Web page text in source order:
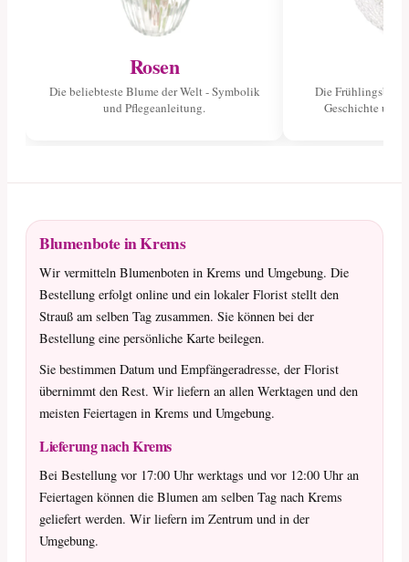
Rosen
Die beliebteste Blume der Welt - Symbolik
und Pflegeanleitung.
Die
Geschichte und
Blumenbote in Krems
Wir vermitteln Blumenboten in Krems und Umgebung. Die
Bestellung erfolgt online und ein lokaler Florist stellt den
Strauß am selben Tag zusammen. Sie können bei der
Bestellung eine persönliche Karte beilegen.
Sie bestimmen Datum und Empfängeradresse, der Florist
übernimmt den Rest. Wir liefern an allen Werktagen und den
meisten Feiertagen in Krems und Umgebung.
Lieferung nach Krems
Bei Bestellung vor 17:00 Uhr werktags und vor 12:00 Uhr an
Feiertagen können die Blumen am selben Tag nach Krems
geliefert werden. Wir liefern im Zentrum und in der
Umgebung.